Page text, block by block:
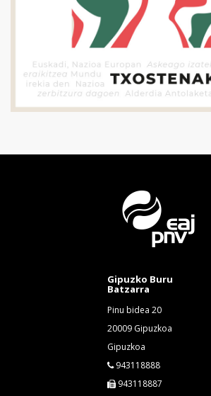
Gipuzko Buru
Batzarra
Pinu bidea 20
20009 Gipuzkoa
Gipuzkoa
943118888
943118887